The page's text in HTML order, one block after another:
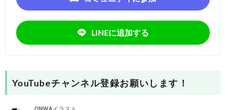
LINEに追加する
YouTubeチャンネル登録お願いします！